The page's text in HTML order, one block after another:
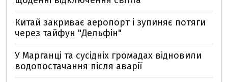
Китай закриває аеропорт і зупиняє потяги
через тайфун "Дельфін"
У Марганці та сусідніх громадах відновили
водопостачання після аварії